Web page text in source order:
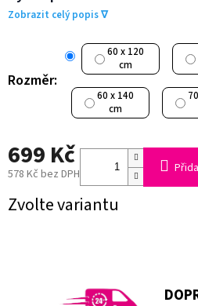
Zobrazit celý popis ∇
Rozměr:
60 x 120
cm
60 x 140
cm
699 Kč
578 Kč bez DPH
Měrná
cena:
Zvolte variantu